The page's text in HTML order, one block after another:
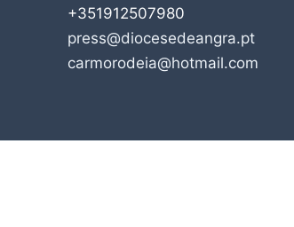
+351912507980
press@diocesedeangra.pt
carmorodeia@hotmail.com